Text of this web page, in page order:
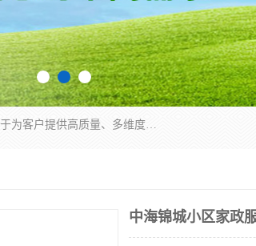
深圳市柏林家政有限公司是一家服务于深圳市民的专业家政公司。致力于为客户提供高质量、多维度的家庭服务，包括养老、母婴、月嫂育婴早教、康复理疗、家电清洗和保洁等方面的专业服务。
中海锦城小区家政